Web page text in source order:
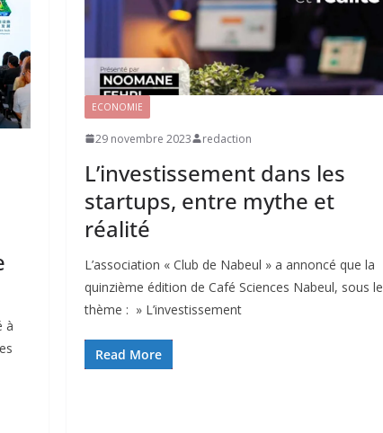
à
ECONOMIE
29 novembre 2023 redaction
L’investissement dans les
startups, entre mythe et
réalité
L’association « Club de Nabeul » a annoncé que la
quinzième édition de Café Sciences Nabeul, sous le
thème : » L’investissement
Read More